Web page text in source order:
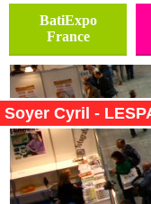
BatiExpo
France
Soyer Cyril -